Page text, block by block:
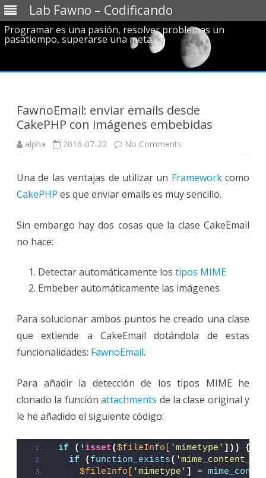
Lab Fawno – Codificando
Programar es una pasión, resolver problemas un
pasatiempo, superarse una meta.
FawnoEmail: enviar emails desde
CakePHP con imágenes embebidas
alpha 2016-07-22 No Comments
desde
con
imágenes
Una de las ventajas de utilizar un Frameworkcomo
CakePHP es que enviar emails es muy sencillo.
Sin embargo hay dos cosas que la clase CakeEmail
no hace:
Detectar automáticamente los tipos MIME
Embeber automáticamente las imágenes
Para solucionar ambos puntos he creado una clase
que extiende a CakeEmail dotándola de estas
funcionalidades: FawnoEmail.
Para añadir la detección de los tipos MIME he
clonado la funciónattachments de la clase original y
le he añadido el siguiente código:
if ( !isset($fileInfo[ 'mimetype' ]))
{
if
( function_exists(
$fileInfo[
'mimetype' ] =